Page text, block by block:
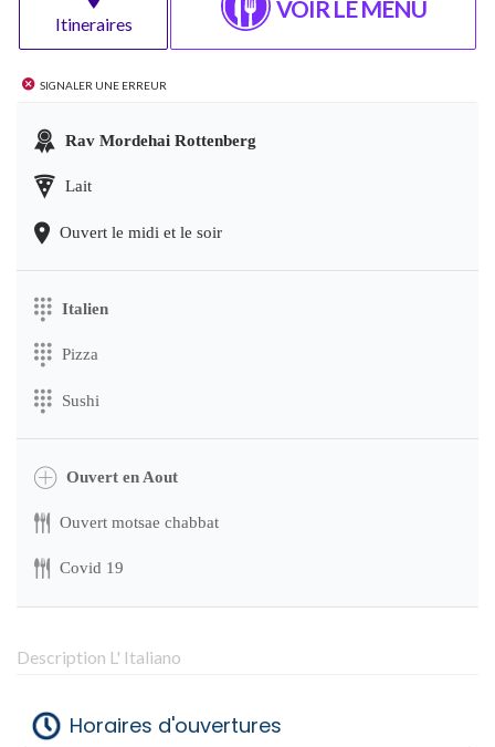
Itineraires
VOIR LE MENU
Signaler une erreur
Rav Mordehai Rottenberg
Lait
Ouvert le midi et le soir
Italien
Pizza
Sushi
Ouvert en Aout
Ouvert motsae chabbat
Covid 19
Description L' Italiano
Horaires d'ouvertures